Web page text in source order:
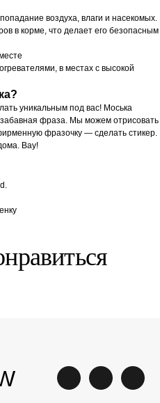
воздуха, влаги и насекомых.
в корме, что делает его безопасным
в местах с высокой
уникальным под вас! Моська
фраза. Мы можем отрисовать
фразочку — сделать стикер.
Вау!